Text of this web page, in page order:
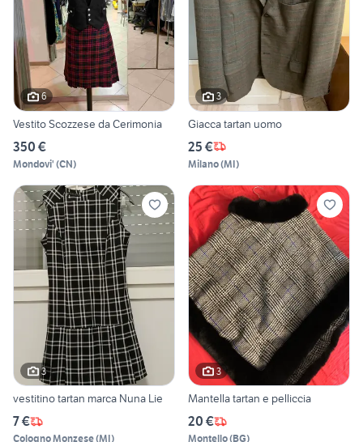
6
Vestito Scozzese da Cerimonia
350 €
Mondovi' (CN)
3
Giacca tartan uomo
25 €
Milano(MI)
3
vestitino tartan marca Nuna Lie
7 €
Cologno Monzese(MI)
3
Mantella tartan e pelliccia
20 €
Montello(BG)